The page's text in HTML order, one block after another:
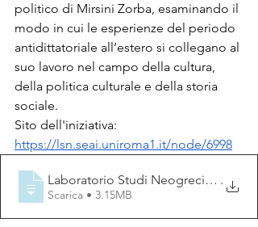
politico di Mirsini Zorba, esaminando il
modo in cui le esperienze del periodo
antidittatoriale all’estero si collegano al
suo lavoro nel campo della cultura,
della politica culturale e della storia
sociale.
Sito dell'iniziativa:
https://lsn.seai.uniroma1.it/node/6998
Laboratorio Studi Neogreci Mirsini
.
Scarica • 3.15MB